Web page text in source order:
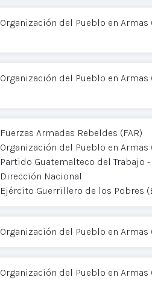
Organización del Pueblo en Armas
Organización del Pueblo en Armas
Fuerzas Armadas Rebeldes (FAR)
Organización del Pueblo en Armas
Partido Guatemalteco del Trabajo
Dirección Nacional
Ejército Guerrillero de los Pobres
Organización del Pueblo en Armas
Organización del Pueblo en Armas